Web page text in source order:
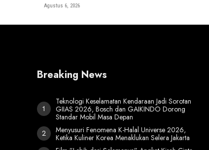
Agustus 6, 2026
Breaking News
Teknologi Keselamatan Kendaraan Jadi Sorotan
GIIAS 2026, Bosch dan GAIKINDO Dorong
Standar Mobil Masa Depan
Menyusuri Fenomena K-Halal Universe 2026,
Ketika Kuliner Korea Menaklukan Selera Jakarta